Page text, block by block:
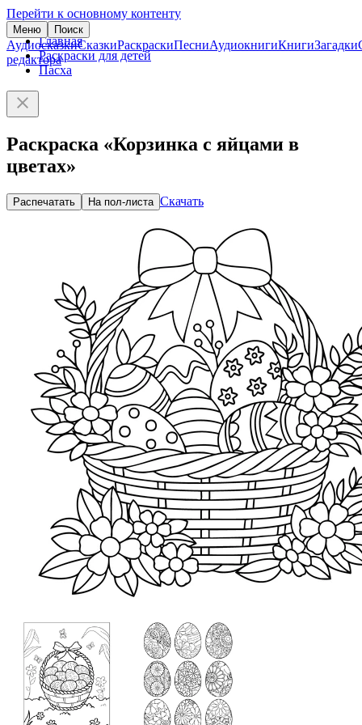
Перейти к основному контенту
Меню Поиск
АудиосказкиСказкиРаскраскиПесниАудиокнигиКнигиЗагадки
редактора
Главная
Раскраски для детей
Пасха
Раскраска «Корзинка с яйцами в
цветах»
Распечатать На пол-листа Скачать